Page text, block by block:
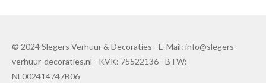
© 2024 Slegers Verhuur & Decoraties - E-Mail: info@slegers-
verhuur-decoraties.nl - KVK: 75522136 - BTW:
NL002414747B06